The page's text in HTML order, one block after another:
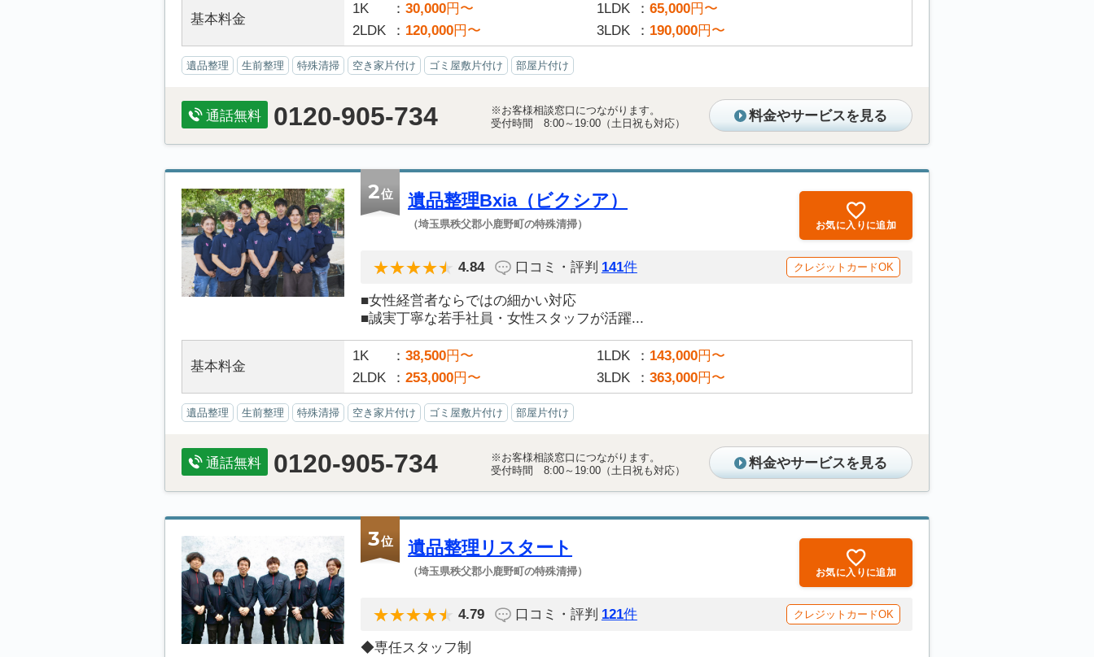
基本料金
1K 30,000円〜 1LDK 65,000円〜
2LDK
120,000円〜 3LDK 190,000円〜
遺品整理 生前整理 特殊清掃 空き家片付け ゴミ屋敷片付け 部屋片付け
通話無料 0120-905-734
※お客様相談窓口につながります。
受付時間 8:00～19:00（土日祝も対応）
料金やサービスを見る
2位 遺品整理Bxia（ビクシア）
（埼玉県秩父郡小鹿野町の特殊清掃） お気に入りに追加
4.84 口コミ・評判 141件 クレジットカードOK
■女性経営者ならではの細かい対応
■誠実丁寧な若手社員・女性スタッフが活躍...
基本料金
1K 38,500円〜 1LDK 143,000円〜
2LDK
253,000円〜 3LDK 363,000円〜
遺品整理 生前整理 特殊清掃 空き家片付け ゴミ屋敷片付け 部屋片付け
通話無料 0120-905-734
※お客様相談窓口につながります。
受付時間 8:00～19:00（土日祝も対応）
料金やサービスを見る
3位 遺品整理リスタート
（埼玉県秩父郡小鹿野町の特殊清掃） お気に入りに追加
4.79 口コミ・評判 121件 クレジットカードOK
◆専任スタッフ制